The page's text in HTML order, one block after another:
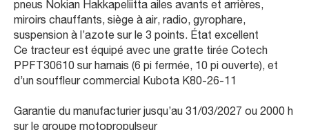
pneus Nokian Hakkapeliitta ailes avants et arrières,
miroirs chauffants, siège à air, radio, gyrophare,
suspension à l’azote sur le 3 points. État excellent
Ce tracteur est équipé avec une gratte tirée Cotech
PPFT30610 sur harnais (6 pi fermée, 10 pi ouverte), et
d’un souffleur commercial Kubota K80-26-11
Garantie du manufacturier jusqu’au 31/03/2027 ou 2000 h